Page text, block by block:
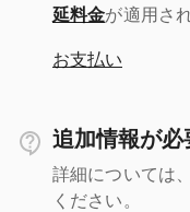
延料金が適用さ
お支払い
追加情報が必
詳細については
ください。